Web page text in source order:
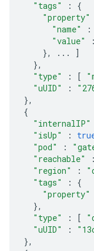
"tags"
:
{
"property"
"name"
:
"value"
:
},
...
]
},
"type"
: [
"uUID"
:
},
{
"internalIP"
"isUp"
:
"pod"
:
"reachable"
:
"region"
:
"tags"
:
{
"property"
},
"type"
: [
"uUID"
:
},